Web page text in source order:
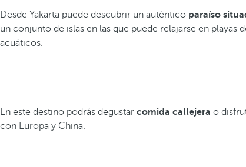
Desde Yakarta puede descubrir un auténtico paraíso
un conjunto de islas en las que puede relajarse en playas
acuáticos.
En este destino podrás degustar comida callejera o
con Europa y China.